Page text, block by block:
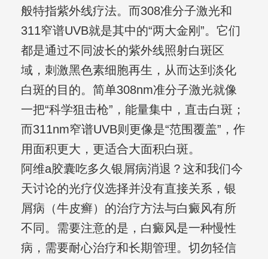
般特指紫外线疗法。而308准分子激光和
311窄谱UVB就是其中的“两大金刚”。它们
都是通过不同波长的紫外线照射白斑区
域，刺激黑色素细胞再生，从而达到淡化
白斑的目的。简单308nm准分子激光就像
一把“科学狙击枪”，能量集中，直击白斑；
而311nm窄谱UVB则更像是“范围覆盖”，作
用面积更大，更适合大面积白斑。
阿维a胶囊吃多久银屑病消退？这和我们今
天讨论的光疗仪选择并没有直接关系，银
屑病（牛皮癣）的治疗方法与白癜风有所
不同。需要注意的是，白癜风是一种慢性
病，需要耐心治疗和长期管理。切勿轻信